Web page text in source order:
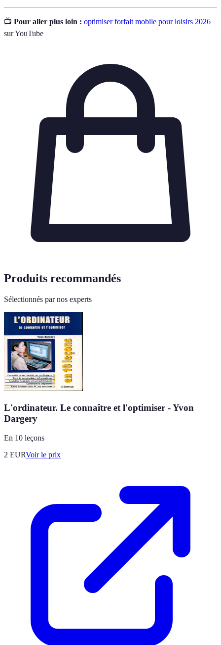
📺 Pour aller plus loin : optimiser forfait mobile pour loisirs 2026
sur YouTube
Produits recommandés
Sélectionnés par nos experts
L'ordinateur. Le connaître et l'optimiser - Yvon
Dargery
En 10 leçons
2 EURVoir le prix